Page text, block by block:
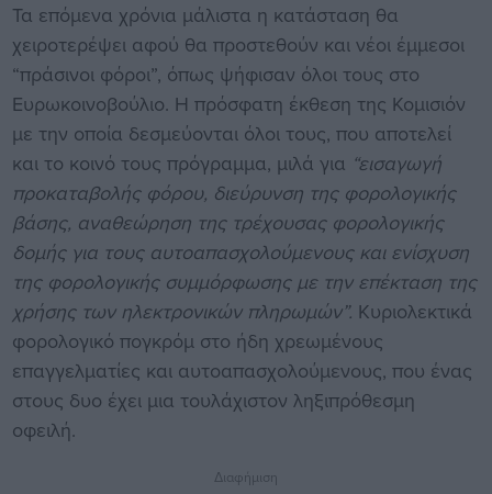
Τα επόμενα χρόνια μάλιστα η κατάσταση θα
χειροτερέψει αφού θα προστεθούν και νέοι έμμεσοι
“πράσινοι φόροι”, όπως ψήφισαν όλοι τους στο
Ευρωκοινοβούλιο. Η πρόσφατη έκθεση της Κομισιόν
με την οποία δεσμεύονται όλοι τους, που αποτελεί
και το κοινό τους πρόγραμμα, μιλά για “εισαγωγή
προκαταβολής φόρου, διεύρυνση της φορολογικής
βάσης, αναθεώρηση της τρέχουσας φορολογικής
δομής για τους αυτοαπασχολούμενους και ενίσχυση
της φορολογικής συμμόρφωσης με την επέκταση της
χρήσης των ηλεκτρονικών πληρωμών”. Κυριολεκτικά
φορολογικό πογκρόμ στο ήδη χρεωμένους
επαγγελματίες και αυτοαπασχολούμενους, που ένας
στους δυο έχει μια τουλάχιστον ληξιπρόθεσμη
οφειλή.
Διαφήμιση